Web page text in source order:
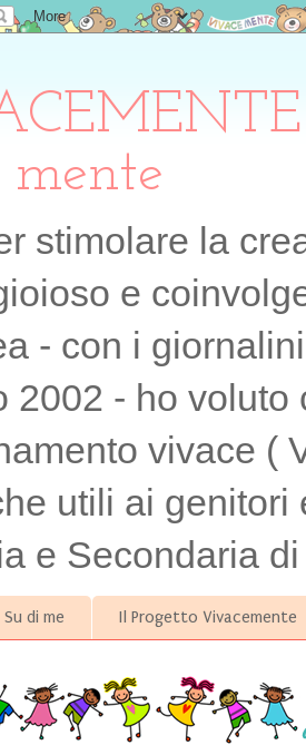
stimolare la
e
- con i
2002 - ho
vivace (
utili ai
e Secondaria
Su di me Il Progetto Vivacemente